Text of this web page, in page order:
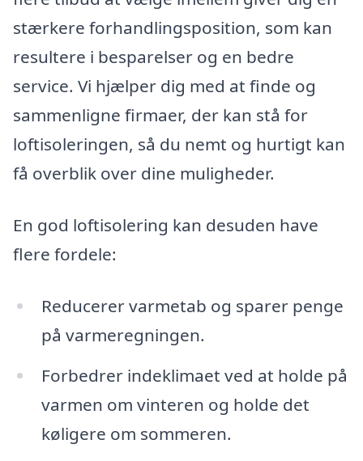
stærkere forhandlingsposition, som kan
resultere i besparelser og en bedre
service. Vi hjælper dig med at finde og
sammenligne firmaer, der kan stå for
loftisoleringen, så du nemt og hurtigt kan
få overblik over dine muligheder.
En god loftisolering kan desuden have
flere fordele:
Reducerer varmetab og sparer penge
på varmeregningen.
Forbedrer indeklimaet ved at holde på
varmen om vinteren og holde det
køligere om sommeren.